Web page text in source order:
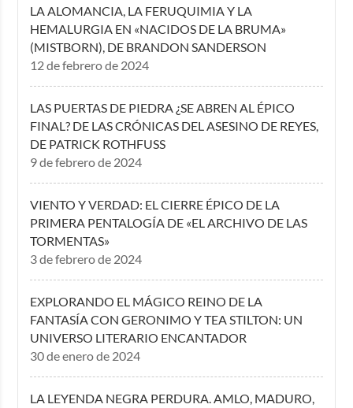
LA ALOMANCIA, LA FERUQUIMIA Y LA
HEMALURGIA EN «NACIDOS DE LA BRUMA»
(MISTBORN), DE BRANDON SANDERSON
12 de febrero de 2024
LAS PUERTAS DE PIEDRA ¿SE ABREN AL ÉPICO
FINAL? DE LAS CRÓNICAS DEL ASESINO DE REYES,
DE PATRICK ROTHFUSS
9 de febrero de 2024
VIENTO Y VERDAD: EL CIERRE ÉPICO DE LA
PRIMERA PENTALOGÍA DE «EL ARCHIVO DE LAS
TORMENTAS»
3 de febrero de 2024
EXPLORANDO EL MÁGICO REINO DE LA
FANTASÍA CON GERONIMO Y TEA STILTON: UN
UNIVERSO LITERARIO ENCANTADOR
30 de enero de 2024
LA LEYENDA NEGRA PERDURA. AMLO, MADURO,